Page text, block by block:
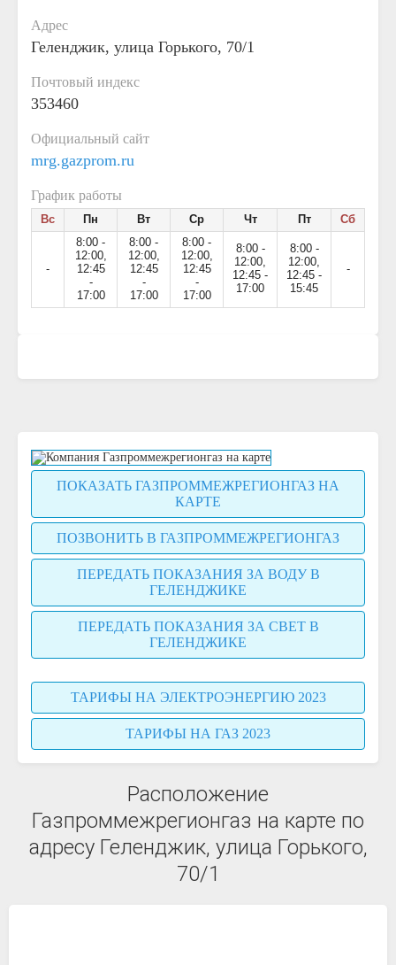
Адрес
Геленджик, улица Горького, 70/1
Почтовый индекс
353460
Официальный сайт
mrg.gazprom.ru
График работы
Вс Пн Вт Ср Чт Пт Сб
-
8:00 -
12:00,
12:45
-
17:00
8:00 -
12:00,
12:45
-
17:00
8:00 -
12:00,
12:45
-
17:00
8:00 -
12:00,
12:45 -
17:00
8:00 -
12:00,
12:45 -
15:45
-
ПОКАЗАТЬ ГАЗПРОММЕЖРЕГИОНГАЗ НА
КАРТЕ
ПОЗВОНИТЬ В ГАЗПРОММЕЖРЕГИОНГАЗ
ПЕРЕДАТЬ ПОКАЗАНИЯ ЗА ВОДУ В
ГЕЛЕНДЖИКЕ
ПЕРЕДАТЬ ПОКАЗАНИЯ ЗА СВЕТ В
ГЕЛЕНДЖИКЕ
ТАРИФЫ НА ЭЛЕКТРОЭНЕРГИЮ 2023
ТАРИФЫ НА ГАЗ 2023
Расположение
Газпроммежрегионгаз на карте по
адресу Геленджик, улица Горького,
70/1